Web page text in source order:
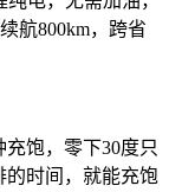
航800km，跨省
饱，零下30度只
的时间，就能充饱